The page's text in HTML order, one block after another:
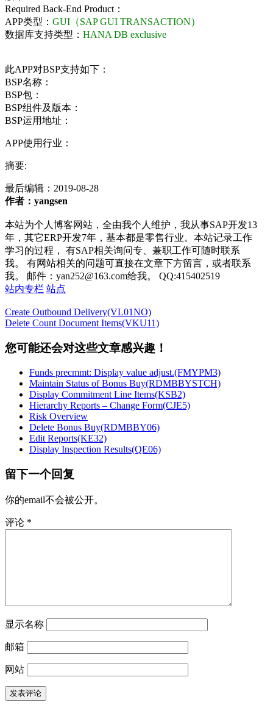
Required Back-End Product：
APP类型： GUI（SAP GUI TRANSACTION）
数据库支持类型： HANA DB exclusive
此APP对BSP支持如下：
BSP名称：
BSP包：
BSP组件及版本：
BSP运用地址：
APP使用行业：
摘要:
最后编辑： 2019-08-28
作者：yangsen
本站为个人博客网站，全由我个人维护，我从事SAP开发13
年，其它ERP开发7年，基本都是零售行业。本站记录工作
学习的过程， 有SAP相关询问专、兼职工作可随时联系
我。 有网站相关的问题可直接在文章下方留言，或者联系
我。 邮件：yan252@163.com给我。 QQ:415402519
站内专栏 站点
Create Outbound Delivery(VL01NO)
Delete Count Document Items(VKU11)
您可能还会对这些文章感兴趣！
Funds precmmt: Display value adjust.(FMYPM3)
Maintain Status of Bonus Buy(RDMBBYSTCH)
Display Commitment Line Items(KSB2)
Hierarchy Reports – Change Form(CJE5)
Risk Overview
Delete Bonus Buy(RDMBBY06)
Edit Reports(KE32)
Display Inspection Results(QE06)
留下一个回复
你的email不会被公开。
评论 *
显示名称
邮箱
网站